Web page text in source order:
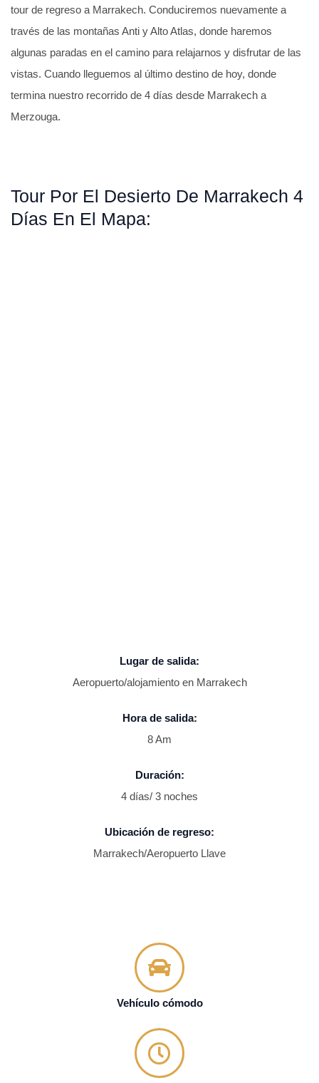
tour de regreso a Marrakech. Conduciremos nuevamente a
través de las montañas Anti y Alto Atlas, donde haremos
algunas paradas en el camino para relajarnos y disfrutar de las
vistas. Cuando lleguemos al último destino de hoy, donde
termina nuestro recorrido de 4 días desde Marrakech a
Merzouga.
Tour Por El Desierto De Marrakech 4
Días En El Mapa:
Lugar de salida:
Aeropuerto/alojamiento en Marrakech
Hora de salida:
8 Am
Duración:
4 días/ 3 noches
Ubicación de regreso:
Marrakech/Aeropuerto Llave
Vehículo cómodo